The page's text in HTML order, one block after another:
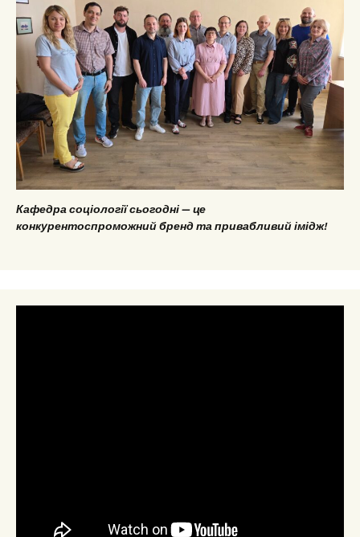
Кафедра соціології сьогодні — це
конкурентоспроможний бренд та привабливий імідж!